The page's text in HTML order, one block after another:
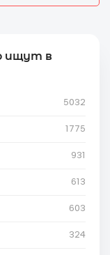
ищут в
5032
1775
931
613
603
324